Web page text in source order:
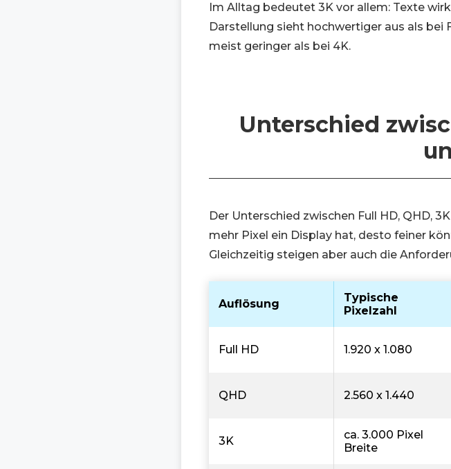
Im Alltag bedeutet 3K vor allem: Texte
Darstellung sieht hochwertiger aus als bei
meist geringer als bei 4K.
Unterschied
Der Unterschied zwischen Full HD, QHD,
mehr Pixel ein Display hat, desto feiner
Gleichzeitig steigen aber auch die
Auflösung
Typische
Pixelzahl
Full HD 1.920 x 1.080
QHD 2.560 x 1.440
3K
ca. 3.000 Pixel
Breite